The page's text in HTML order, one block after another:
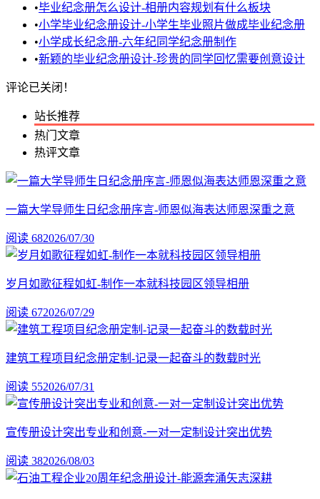
•毕业纪念册怎么设计-相册内容规划有什么板块
•小学毕业纪念册设计-小学生毕业照片做成毕业纪念册
•小学成长纪念册-六年纪同学纪念册制作
•新颖的毕业纪念册设计-珍贵的同学回忆需要创意设计
评论已关闭！
站长推荐
热门文章
热评文章
一篇大学导师生日纪念册序言-师恩似海表达师恩深重之意
阅读 682026/07/30
岁月如歌征程如虹-制作一本就科技园区领导相册
阅读 672026/07/29
建筑工程项目纪念册定制-记录一起奋斗的数载时光
阅读 552026/07/31
宣传册设计突出专业和创意-一对一定制设计突出优势
阅读 382026/08/03